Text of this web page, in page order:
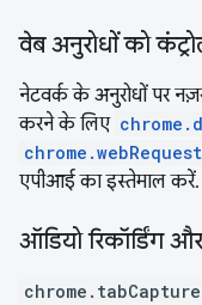
वेब अनुरोधों को
नेटवर्क के अनुरोधों पर
करने के लिए
chrome.webRequest
एपीआई का इस्तेमाल करें.
ऑडियो रिकॉर्डिंग
chrome.tabCapture